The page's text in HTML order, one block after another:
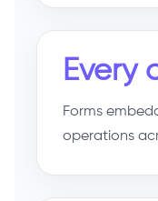
Every
Forms
operations